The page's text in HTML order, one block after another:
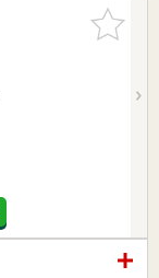
お気に入
りに追加